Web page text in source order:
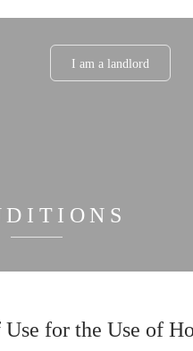
I am a landlord
for the Use of